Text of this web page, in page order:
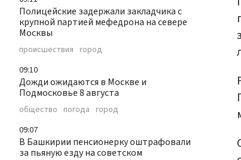
Полицейские задержали закладчика с
крупной партией мефедрона на севере
Москвы
происшествия город
09:10
Дожди ожидаются в Москве и
Подмосковье 8 августа
общество погода город
09:07
В Башкирии пенсионерку оштрафовали
за пьяную езду на советском